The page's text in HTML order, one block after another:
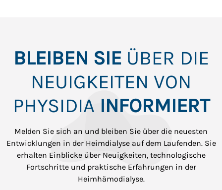
BLEIBEN SIEÜBER DIE
NEUIGKEITEN VON
PHYSIDIA INFORMIERT
Melden Sie sich an und bleiben Sie über die neuesten
Entwicklungen in der Heimdialyse auf dem Laufenden. Sie
erhalten Einblicke über Neuigkeiten, technologische
Fortschritte und praktische Erfahrungen in der
Heimhämodialyse.